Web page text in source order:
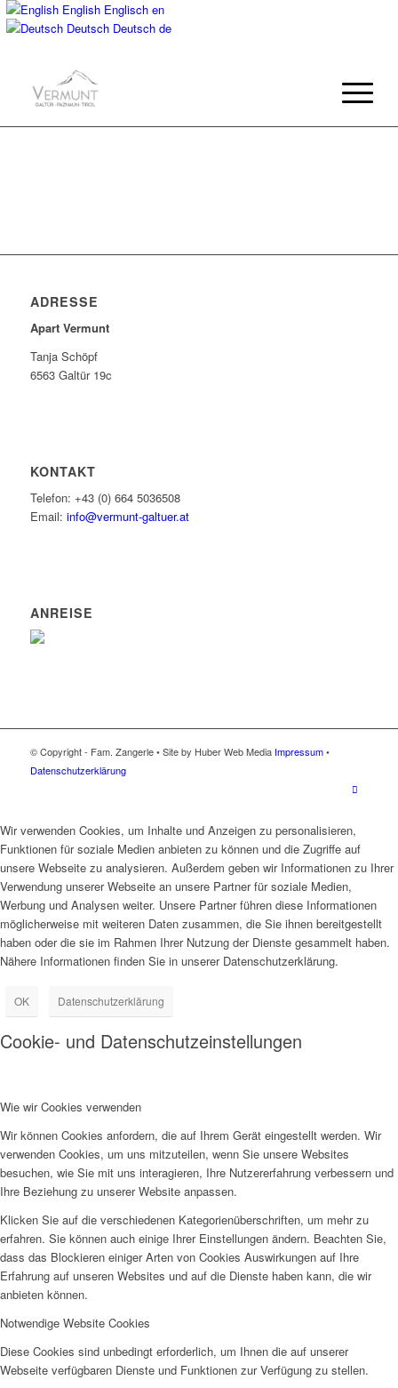
English Englisch en
Deutsch Deutsch de
ADRESSE
Apart Vermunt
Tanja Schöpf
6563 Galtür 19c
KONTAKT
Telefon: +43 (0) 664 5036508
Email: info@vermunt-galtuer.at
ANREISE
© Copyright - Fam. Zangerle • Site by Huber Web Media Impressum•
Datenschutzerklärung
Wir verwenden Cookies, um Inhalte und Anzeigen zu personalisieren,
Funktionen für soziale Medien anbieten zu können und die Zugriffe auf
unsere Webseite zu analysieren. Außerdem geben wir Informationen zu Ihrer
Verwendung unserer Webseite an unsere Partner für soziale Medien,
Werbung und Analysen weiter. Unsere Partner führen diese Informationen
möglicherweise mit weiteren Daten zusammen, die Sie ihnen bereitgestellt
haben oder die sie im Rahmen Ihrer Nutzung der Dienste gesammelt haben.
Nähere Informationen finden Sie in unserer Datenschutzerklärung.
OK Datenschutzerklärung
Cookie- und Datenschutzeinstellungen
Wie wir Cookies verwenden
Wir können Cookies anfordern, die auf Ihrem Gerät eingestellt werden. Wir
verwenden Cookies, um uns mitzuteilen, wenn Sie unsere Websites
besuchen, wie Sie mit uns interagieren, Ihre Nutzererfahrung verbessern und
Ihre Beziehung zu unserer Website anpassen.
Klicken Sie auf die verschiedenen Kategorienüberschriften, um mehr zu
erfahren. Sie können auch einige Ihrer Einstellungen ändern. Beachten Sie,
dass das Blockieren einiger Arten von Cookies Auswirkungen auf Ihre
Erfahrung auf unseren Websites und auf die Dienste haben kann, die wir
anbieten können.
Notwendige Website Cookies
Diese Cookies sind unbedingt erforderlich, um Ihnen die auf unserer
Webseite verfügbaren Dienste und Funktionen zur Verfügung zu stellen.